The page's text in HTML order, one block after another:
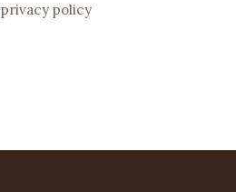
privacy policy